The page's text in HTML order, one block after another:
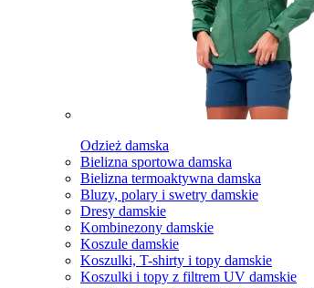
Odzież damska
Bielizna sportowa damska
Bielizna termoaktywna damska
Bluzy, polary i swetry damskie
Dresy damskie
Kombinezony damskie
Koszule damskie
Koszulki, T-shirty i topy damskie
Koszulki i topy z filtrem UV damskie